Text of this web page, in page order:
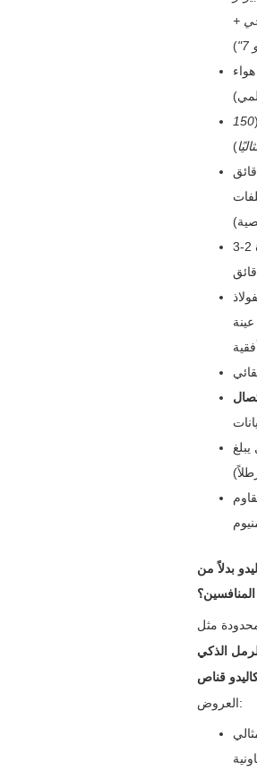
+
هواء
150
دقائق
‌: تبريد سريع لمدة 2-3
للصدأ 304 + عينة
بدلاً من
المنافسين؟
مثل
العروض: